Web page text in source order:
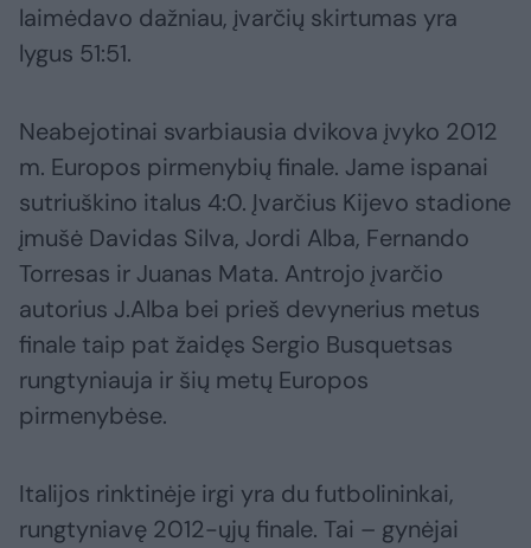
laimėdavo dažniau, įvarčių skirtumas yra
lygus 51:51.
Neabejotinai svarbiausia dvikova įvyko 2012
m. Europos pirmenybių finale. Jame ispanai
sutriuškino italus 4:0. Įvarčius Kijevo stadione
įmušė Davidas Silva, Jordi Alba, Fernando
Torresas ir Juanas Mata. Antrojo įvarčio
autorius J.Alba bei prieš devynerius metus
finale taip pat žaidęs Sergio Busquetsas
rungtyniauja ir šių metų Europos
pirmenybėse.
Italijos rinktinėje irgi yra du futbolininkai,
rungtyniavę 2012-ųjų finale. Tai – gynėjai